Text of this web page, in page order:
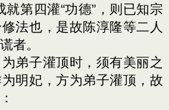
就第四灌“功德”，则已知宗
法也，是故陈淳隆等二人
者。
弟子灌顶时，须有美丽之
明妃，方为弟子灌顶，故